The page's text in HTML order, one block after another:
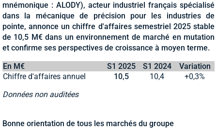
mnémonique : ALODY), acteur industriel français spécialisé
dans la mécanique de précision pour les industries de
pointe, annonce un chiffre d'affaires semestriel 2025 stable
de 10,5 M€ dans un environnement de marché en mutation
et confirme ses perspectives de croissance à moyen terme.
En M€
S1 2025 S1 2024
Variation
Chiffre d'affaires annuel
10,5 10,4
+0,3%
Données non auditées
Bonne orientation de tous les marchés du groupe